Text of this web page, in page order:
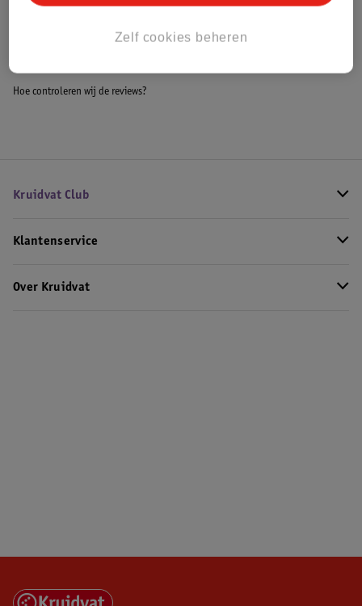
Hoe controleren wij de reviews?
Kruidvat Club
Klantenservice
Over Kruidvat
Zelf cookies beheren